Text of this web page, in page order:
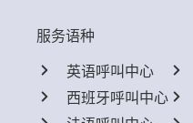
服务语种
英语呼叫中心
西班牙呼叫中心